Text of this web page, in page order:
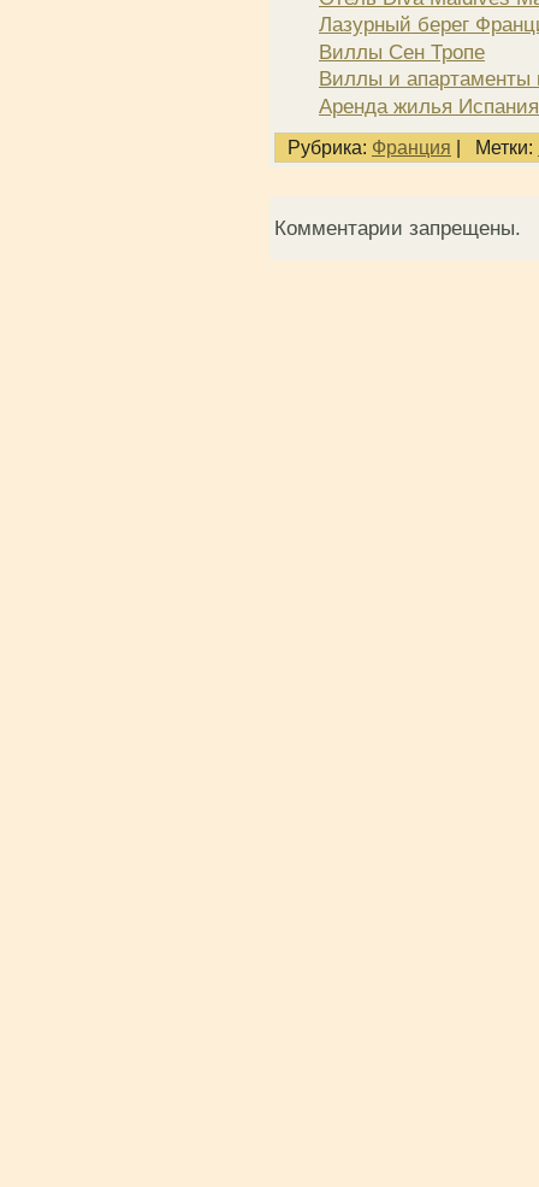
Лазурный берег
Виллы Сен Тропе
Виллы и апартаменты
Аренда жилья Испания
Рубрика: Франция | Метки:
Комментарии запрещены.